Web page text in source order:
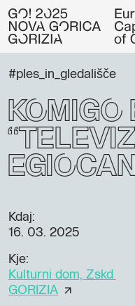
#ples_in_gledališče
Komigo
Kdaj:
16. 03. 2025
Kje:
Kulturni dom, Zskd
GORIZIA